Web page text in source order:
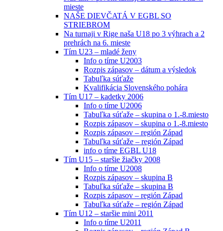
mieste
NAŠE DIEVČATÁ V EGBL SO
STRIEBROM
Na turnaji v Rige naša U18 po 3 výhrach a 2
prehrách na 6. mieste
Tím U23 – mladé ženy
Info o tíme U2003
Rozpis zápasov – dátum a výsledok
Tabuľka súťaže
Kvalifikácia Slovenského pohára
Tím U17 – kadetky 2006
Info o tíme U2006
Tabuľka súťaže – skupina o 1.-8.miesto
Rozpis zápasov – skupina o 1.-8.miesto
Rozpis zápasov – región Západ
Tabuľka súťaže – región Západ
info o tíme EGBL U18
Tím U15 – staršie žiačky 2008
Info o tíme U2008
Rozpis zápasov – skupina B
Tabuľka súťaže – skupina B
Rozpis zápasov – región Západ
Tabuľka súťaže – región Západ
Tím U12 – staršie mini 2011
Info o tíme U2011